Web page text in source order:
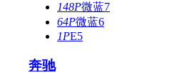
148P微蓝7
64P微蓝6
1PE5
奔驰